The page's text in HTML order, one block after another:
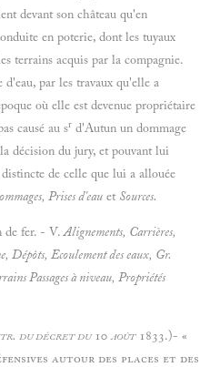
devant son château qu'en
en poterie, dont les tuyaux
terrains acquis par la compagnie.
par les travaux qu'elle a
où elle est devenue propriétaire
causé au sr d'Autun un dommage
décision du jury, et pouvant lui
de celle que lui a allouée
Prises d'eau et Sources.
de fer. - V.Alignements, Carrières,
Dépôts, Ecoulement des eaux, Gr.
Passages à niveau, Propriétés
du décret du10août1833.)- «
autour des places et des